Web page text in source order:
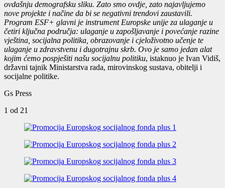
ovdašnju demografsku sliku. Zato smo ovdje, zato najavljujemo
nove projekte i načine da bi se negativni trendovi zaustavili.
Program ESF+ glavni je instrument Europske unije za ulaganje u
četiri ključna područja: ulaganje u zapošljavanje i povećanje razine
vještina, socijalna politika, obrazovanje i cjeloživotno učenje te
ulaganje u zdravstvenu i dugotrajnu skrb. Ovo je samo jedan alat
kojim ćemo pospješiti našu socijalnu politiku, istaknuo je Ivan Vidiš,
državni tajnik Ministarstva rada, mirovinskog sustava, obitelji i
socijalne politike.
Gs Press
1 od 21